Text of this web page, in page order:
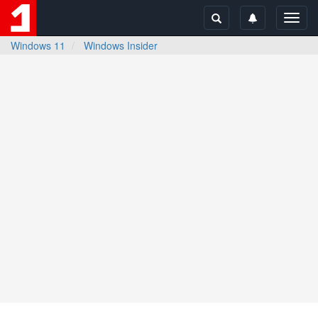
Windows 11
Windows Insider